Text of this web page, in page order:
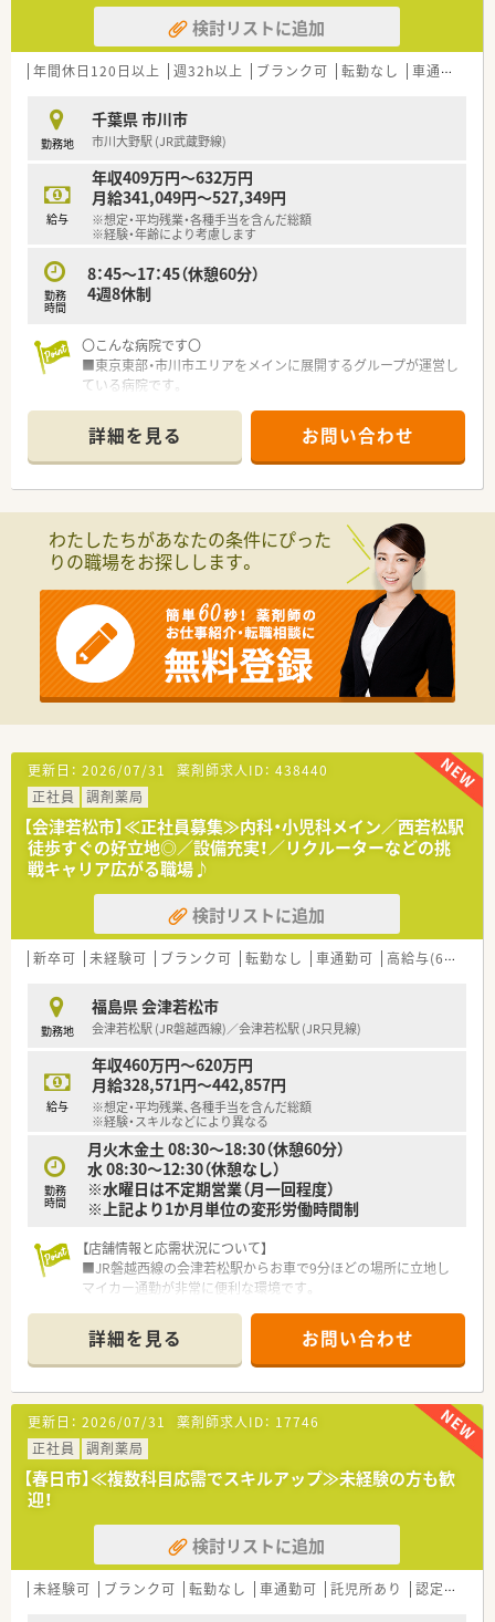
【求人ポイント】
■土日祝日はお休み☆
■病院経験は不問！OJTによる丁寧な指導があるため、調剤薬局
■院内 託児所完備しています！小さなお子様がいらっしゃる方
でも安心して仕事と子育てを両立できる環境です☆
■主な業務は調剤や監査、注射薬の払い出し、持参薬の鑑別など
で、病棟業務はないため調剤業務に集中して取り組めます♪
検討リストに追加
年間休日120日以上 週32h以上 ブランク可 転勤なし 車通勤可
勤務地
千葉県 市川市
市川大野駅 (JR武蔵野線)
給与
年収409万円～632万円
月給341,049円～527,349円
※想定・平均残業・各種手当を含んだ総額
※経験・年齢により考慮します
勤務
時間
8：45～17：45（休憩60分）
4週8休制
〇こんな病院です〇
■東京東部・市川市エリアをメインに展開するグループが運営し
ている病院です。
切り替わりました。
■病床数は約100床、回復期リハビリテーション病院です。
■電子カルテ、全自動錠剤分包機が導入されています。
■福利厚生が充実！…単身寮、住宅手当/医療補助制度あり
■回復期病院でのご就業です。
…調剤、注射調剤、麻薬管理、服薬指導、等
（内用・外用処方せん：1,300枚～1,400枚/月、注射処方せん：100
～200枚/月）
■カンファレンスの参加で、患者様の治療に貢献できます。
〇おすすめポイント〇
■100床程の病院のため、入院患者さんとしっかり向き合う事が
出来ます。ドクターやナースとの距離が近く、チーム医療に携わ
る事ができます。
す。
■車通勤、バイク通勤どちらも選べます。
詳細を見る お問い合わせ
わたしたちがあなたの条件にぴった
りの職場をお探しします。
更新日： 2026/07/31 薬剤師求人ID： 438440
正社員
調剤薬局
【会津若松市】≪正社員募集≫内科・小児科メイン／西若松駅
徒歩すぐの好立地◎／設備充実！／リクルーターなどの挑
戦キャリア広がる職場♪
検討リストに追加
新卒可 未経験可 ブランク可 転勤なし 車通勤可 高給与(600万円以上)
勤務地
福島県 会津若松市
会津若松駅 (JR磐越西線)／会津若松駅 (JR只見線)
給与
年収460万円～620万円
月給328,571円～442,857円
※想定・平均残業、各種手当を含んだ総額
※経験・スキルなどにより異なる
勤務
時間
月火木金土 08:30～18:30（休憩60分）
水 08:30～12:30（休憩なし）
※水曜日は不定期営業（月一回程度）
※上記より1か月単位の変形労働時間制
【店舗情報と応需状況について】
■JR磐越西線の会津若松駅からお車で9分ほどの場所に立地し
マイカー通勤が非常に便利な環境です。
け付けており在宅業務も行います。
■薬剤師は常勤3名とパート1名が在籍し事務員4〜5名とともに
常時2〜3名体制で業務を行います。
【想定されるキャリアイメージ】
■小児科や内科の調剤ノウハウをマスターし質の高い対人業務
をこなせる薬剤師へと着実に成長できます。
■経験を積んだ後は管理薬剤師やエリアマネージャー、各種専門
スペシャリストとしての道を目指せます。
運営に携わるなど多彩な活躍が可能です。
【やりがい/おすすめポイント】
■個人の「やりたい」という自発的な意思を尊重し店舗運営や採
詳細を見る お問い合わせ
更新日： 2026/07/31 薬剤師求人ID： 17746
正社員
調剤薬局
【春日市】≪複数科目応需でスキルアップ≫未経験の方も歓
迎！
検討リストに追加
未経験可 ブランク可 転勤なし 車通勤可 託児所あり 認定薬剤師取得支援あり